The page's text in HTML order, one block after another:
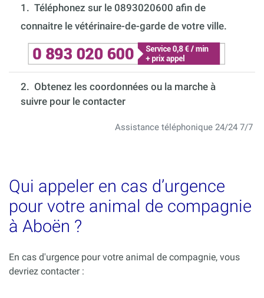
1. Téléphonez sur le 0893020600 afin de
connaitre le vétérinaire-de-garde de votre ville.
2. Obtenez les coordonnées ou la marche à
suivre pour le contacter
Assistance téléphonique 24/24 7/7
Qui appeler en cas d’urgence
pour votre animal de compagnie
à Aboën ?
En cas d'urgence pour votre animal de compagnie, vous
devriez contacter :